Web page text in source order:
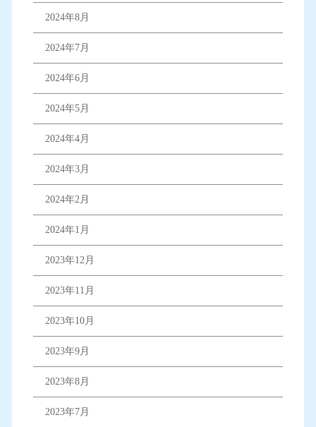
2024年8月
2024年7月
2024年6月
2024年5月
2024年4月
2024年3月
2024年2月
2024年1月
2023年12月
2023年11月
2023年10月
2023年9月
2023年8月
2023年7月